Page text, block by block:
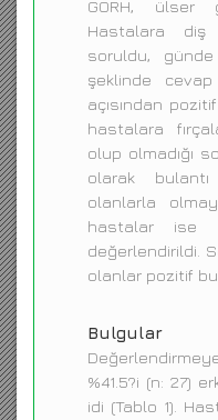
GÖRH, ülser
Hastalara diş
soruldu,
şeklinde
açısından
hastalara
olup olmadığı
olarak
olanlarla
hastalar ise
değerlendirildi.
olanlar pozitif
Bulgular
%41.5?i (n: 27)
idi (Tablo 1).